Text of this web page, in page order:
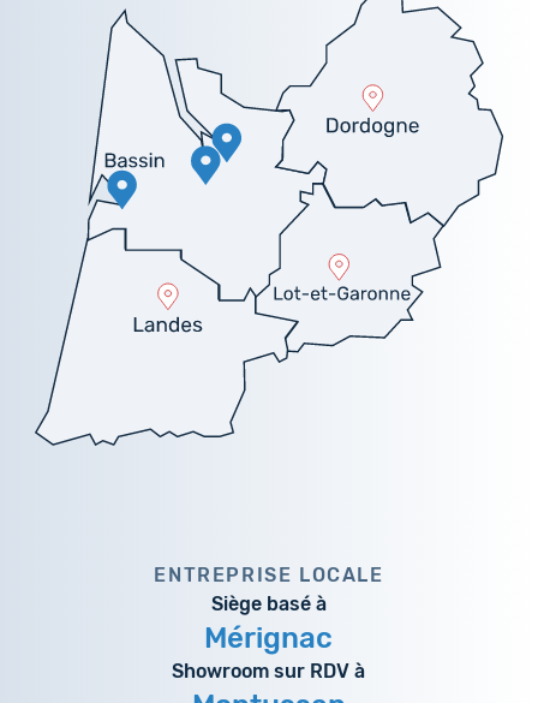
ENTREPRISE LOCALE
Siège basé à
Mérignac
Showroom sur RDV à